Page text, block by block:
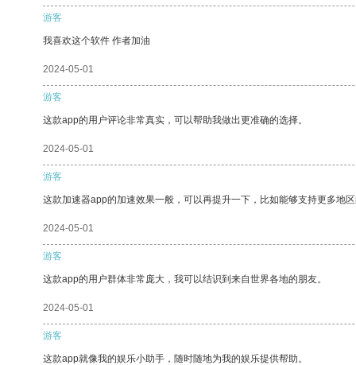
游客
我喜欢这个软件 作者加油
2024-05-01
游客
这款app的用户评论非常真实，可以帮助我做出更准确的选择。
2024-05-01
游客
这款加速器app的加速效果一般，可以再提升一下，比如能够支持更多地区
2024-05-01
游客
这款app的用户群体非常庞大，我可以结识到来自世界各地的朋友。
2024-05-01
游客
这款app就像我的娱乐小助手，随时随地为我的娱乐提供帮助。